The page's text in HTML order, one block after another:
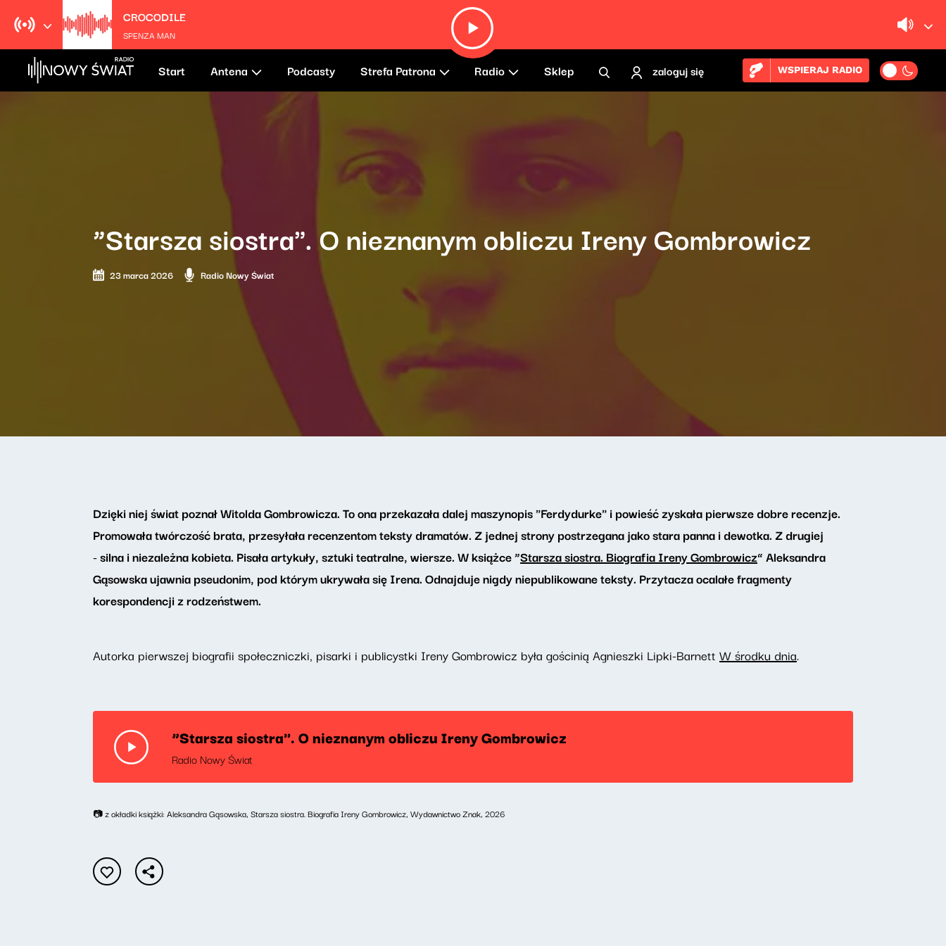
CROCODILE
SPENZA MAN
Start Antena Podcasty Strefa Patrona Radio Sklep zaloguj się WSPIERAJ RADIO
“Starsza siostra". O nieznanym obliczu Ireny Gombrowicz
23 marca 2026 Radio Nowy Świat
Dzięki niej świat poznał Witolda Gombrowicza. To ona przekazała dalej maszynopis "Ferdydurke" i powieść zyskała pierwsze dobre recenzje.
Promowała twórczość brata, przesyłała recenzentom teksty dramatów. Z jednej strony postrzegana jako stara panna i dewotka. Z drugiej
- silna i niezależna kobieta. Pisała artykuły, sztuki teatralne, wiersze. W książce “Starsza siostra. Biografia Ireny Gombrowicz” Aleksandra
Gąsowska ujawnia pseudonim, pod którym ukrywała się Irena. Odnajduje nigdy niepublikowane teksty. Przytacza ocalałe fragmenty
korespondencji z rodzeństwem.
Autorka pierwszej biografii społeczniczki, pisarki i publicystki Ireny Gombrowicz była gościnią Agnieszki Lipki-Barnett W środku dnia.
“Starsza siostra". O nieznanym obliczu Ireny Gombrowicz
Radio Nowy Świat
📷 z okładki książki: Aleksandra Gąsowska, Starsza siostra. Biografia Ireny Gombrowicz, Wydawnictwo Znak, 2026